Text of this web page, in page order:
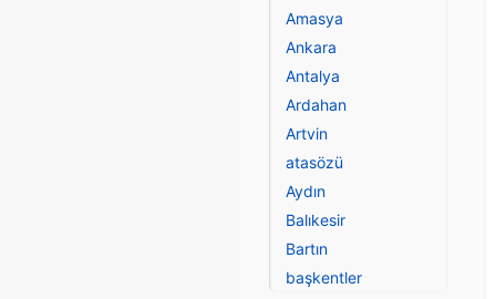
Amasya
Ankara
Antalya
Ardahan
Artvin
atasözü
Aydın
Balıkesir
Bartın
başkentler